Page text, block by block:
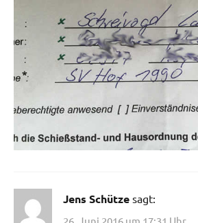
Jens Schütze sagt:
26. Juni 2016 um 17:31 Uhr